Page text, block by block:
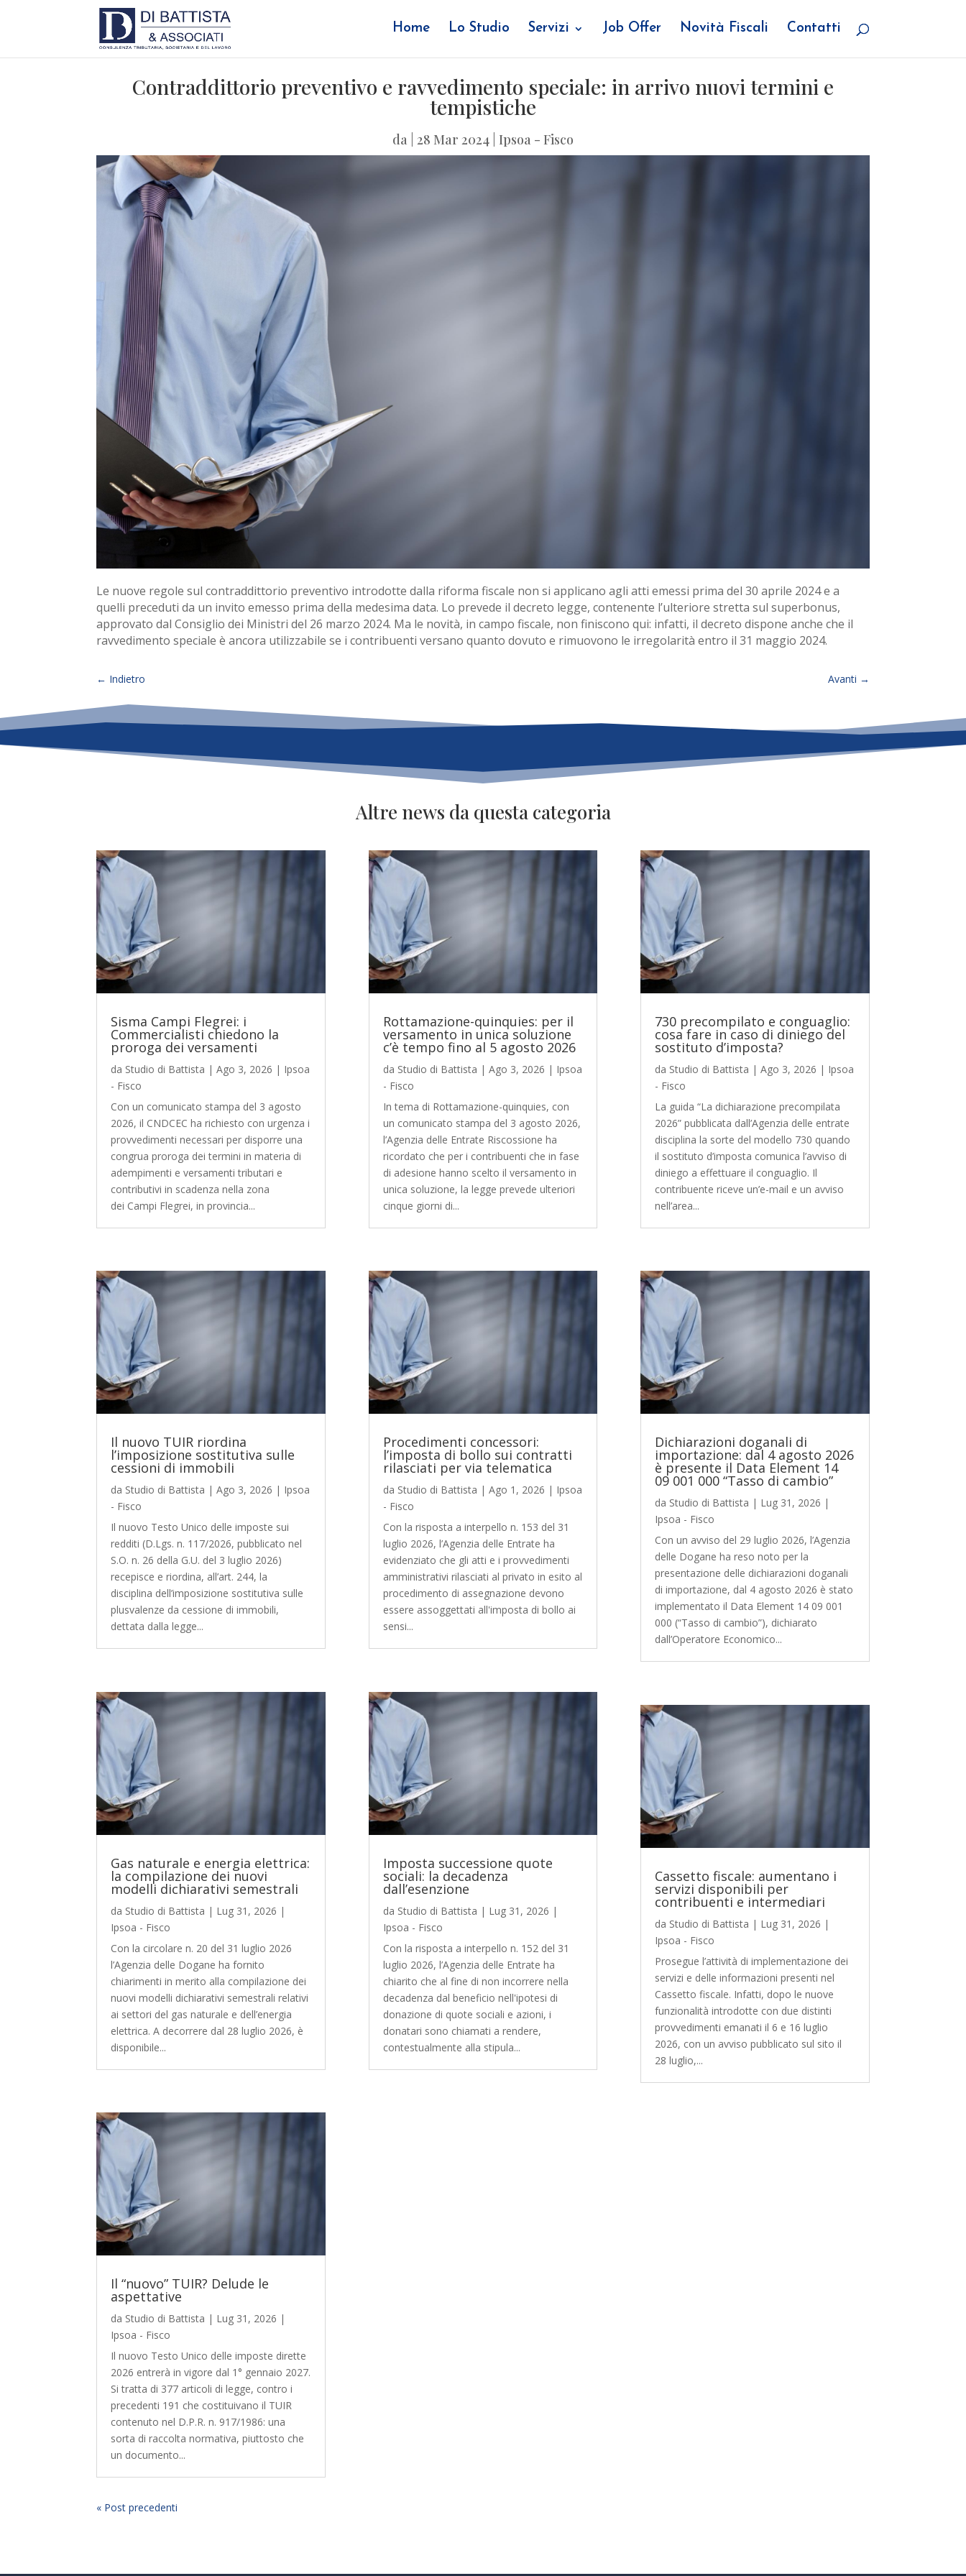
Home Lo Studio Servizi Job Offer Novità Fiscali Contatti
Contraddittorio preventivo e ravvedimento speciale: in arrivo nuovi termini e
tempistiche
da 28 Mar 2024 Ipsoa - Fisco
Le nuove regole sul contraddittorio preventivo introdotte dalla riforma fiscale non si applicano agli atti emessi prima del 30 aprile 2024 e a
quelli preceduti da un invito emesso prima della medesima data. Lo prevede il decreto legge, contenente l’ulteriore stretta sul superbonus,
approvato dal Consiglio dei Ministri del 26 marzo 2024. Ma le novità, in campo fiscale, non finiscono qui: infatti, il decreto dispone anche che il
ravvedimento speciale è ancora utilizzabile se i contribuenti versano quanto dovuto e rimuovono le irregolarità entro il 31 maggio 2024.
← Indietro Avanti →
Altre news da questa categoria
Sisma Campi Flegrei: i
Commercialisti chiedono la
proroga dei versamenti
da Studio di Battista |Ago 3, 2026 | Ipsoa
- Fisco
Con un comunicato stampa del 3 agosto
2026, il CNDCEC ha richiesto con urgenza i
provvedimenti necessari per disporre una
congrua proroga dei termini in materia di
adempimenti e versamenti tributari e
contributivi in scadenza nella zona
dei Campi Flegrei, in provincia...
Il nuovo TUIR riordina
l’imposizione sostitutiva sulle
cessioni di immobili
da Studio di Battista |Ago 3, 2026 | Ipsoa
- Fisco
Il nuovo Testo Unico delle imposte sui
redditi (D.Lgs. n. 117/2026, pubblicato nel
S.O. n. 26 della G.U. del 3 luglio 2026)
recepisce e riordina, all’art. 244, la
disciplina dell’imposizione sostitutiva sulle
plusvalenze da cessione di immobili,
dettata dalla legge...
Gas naturale e energia elettrica:
la compilazione dei nuovi
modelli dichiarativi semestrali
da Studio di Battista | Lug 31, 2026 |
Ipsoa - Fisco
Con la circolare n. 20 del 31 luglio 2026
l’Agenzia delle Dogane ha fornito
chiarimenti in merito alla compilazione dei
nuovi modelli dichiarativi semestrali relativi
ai settori del gas naturale e dell’energia
elettrica. A decorrere dal 28 luglio 2026, è
disponibile...
Il “nuovo” TUIR? Delude le
aspettative
da Studio di Battista | Lug 31, 2026 |
Ipsoa - Fisco
Il nuovo Testo Unico delle imposte dirette
2026 entrerà in vigore dal 1° gennaio 2027.
Si tratta di 377 articoli di legge, contro i
precedenti 191 che costituivano il TUIR
contenuto nel D.P.R. n. 917/1986: una
sorta di raccolta normativa, piuttosto che
un documento...
Rottamazione-quinquies: per il
versamento in unica soluzione
c’è tempo fino al 5 agosto 2026
da Studio di Battista | Ago 3, 2026 | Ipsoa
- Fisco
In tema di Rottamazione-quinquies, con
un comunicato stampa del 3 agosto 2026,
l’Agenzia delle Entrate Riscossione ha
ricordato che per i contribuenti che in fase
di adesione hanno scelto il versamento in
unica soluzione, la legge prevede ulteriori
cinque giorni di...
Procedimenti concessori:
l’imposta di bollo sui contratti
rilasciati per via telematica
da Studio di Battista | Ago 1, 2026 | Ipsoa
- Fisco
Con la risposta a interpello n. 153 del 31
luglio 2026, l’Agenzia delle Entrate ha
evidenziato che gli atti e i provvedimenti
amministrativi rilasciati al privato in esito al
procedimento di assegnazione devono
essere assoggettati all'imposta di bollo ai
sensi...
Imposta successione quote
sociali: la decadenza
dall’esenzione
da Studio di Battista | Lug 31, 2026 |
Ipsoa - Fisco
Con la risposta a interpello n. 152 del 31
luglio 2026, l’Agenzia delle Entrate ha
chiarito che al fine di non incorrere nella
decadenza dal beneficio nell'ipotesi di
donazione di quote sociali e azioni, i
donatari sono chiamati a rendere,
contestualmente alla stipula...
730 precompilato e conguaglio:
cosa fare in caso di diniego del
sostituto d’imposta?
da Studio di Battista | Ago 3, 2026 | Ipsoa
- Fisco
La guida “La dichiarazione precompilata
2026” pubblicata dall’Agenzia delle entrate
disciplina la sorte del modello 730 quando
il sostituto d’imposta comunica l’avviso di
diniego a effettuare il conguaglio. Il
contribuente riceve un’e-mail e un avviso
nell’area...
Dichiarazioni doganali di
importazione: dal 4 agosto 2026
è presente il Data Element 14
09 001 000 “Tasso di cambio”
da Studio di Battista | Lug 31, 2026 |
Ipsoa - Fisco
Con un avviso del 29 luglio 2026, l’Agenzia
delle Dogane ha reso noto per la
presentazione delle dichiarazioni doganali
di importazione, dal 4 agosto 2026 è stato
implementato il Data Element 14 09 001
000 (“Tasso di cambio”), dichiarato
dall’Operatore Economico...
Cassetto fiscale: aumentano i
servizi disponibili per
contribuenti e intermediari
da Studio di Battista | Lug 31, 2026 |
Ipsoa - Fisco
Prosegue l’attività di implementazione dei
servizi e delle informazioni presenti nel
Cassetto fiscale. Infatti, dopo le nuove
funzionalità introdotte con due distinti
provvedimenti emanati il 6 e 16 luglio
2026, con un avviso pubblicato sul sito il
28 luglio,...
« Post precedenti